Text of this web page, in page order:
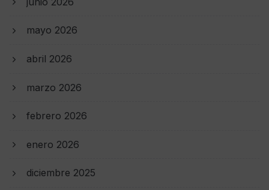
mayo 2026
abril 2026
marzo 2026
febrero 2026
enero 2026
diciembre 2025